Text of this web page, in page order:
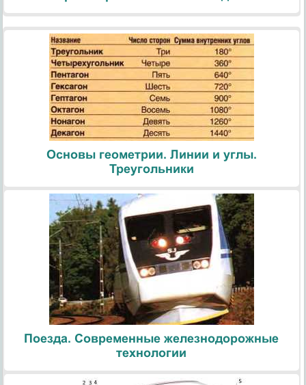
Основы геометрии. Линии и углы.
Треугольники
Поезда. Современные железнодорожные
технологии